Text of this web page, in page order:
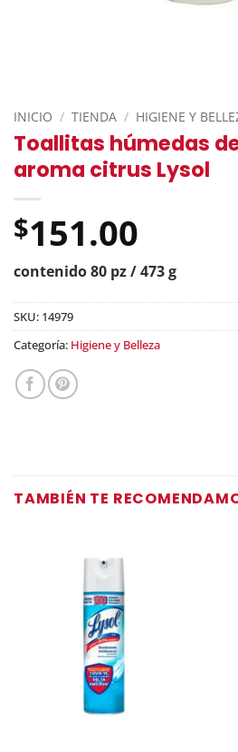
INICIO / TIENDA / HIGIENE Y
Toallitas húmedas
aroma citrus Lysol
$151.00
contenido 80 pz / 473 g
SKU: 14979
Categoría: Higiene y Belleza
TAMBIÉN TE